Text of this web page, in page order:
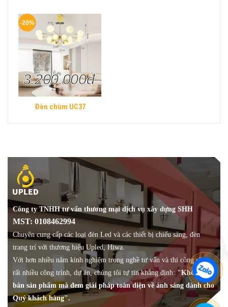
Đèn chùm UC37
3.200.000đ
-20%
Công ty TNHH tư vấn thương mại dịch vụ xây dựng SHH
MST: 0108462994
Chuyên cung cấp các loại đèn Led và các thiết bị chiếu sáng, đèn
trang trí với thương hiệu Upled, Hiwa.
Với hơn nhiều năm kinh nghiệm trong nghề tư vấn và thi công cho
rất nhiều công trình, dự án, chúng tôi tự tin khẳng định:"Không chỉ
bán sản phẩm mà đem giải pháp toàn diện về ánh sáng dành cho
Quý khách hàng".